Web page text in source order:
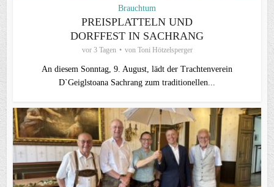
Brauchtum
PREISPLATTELN UND
DORFFEST IN SACHRANG
vor 3 Tagen von Toni Hötzelsperger
An diesem Sonntag, 9. August, lädt der Trachtenverein
D`Geiglstoana Sachrang zum traditionellen...